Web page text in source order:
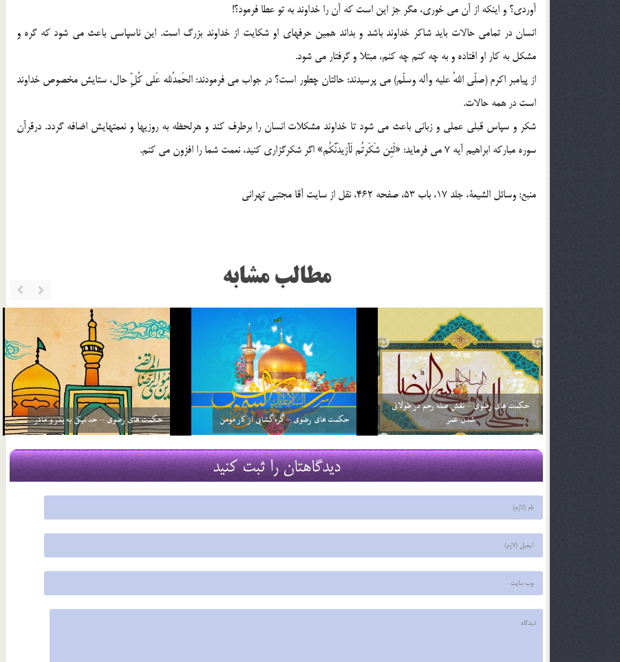
آوردي؟ و اينکه از آن مي خوري، مگر جز اين است که آن را خداوند به تو عطا فرمود؟!
انسان در تمامي حالات بايد شاکر خداوند باشد و بداند همين حرفهاي او شکايت از خداوند بزرگ است. اين ناسپاسي باعث مي شود که گره و
مشکل به کار او افتاده و به چه کنم چه کنم، مبتلا و گرفتار مي شود.
از پيامبر اکرم (صلّی اللهُ علیه وآله وسلّم) مي پرسيدند: حالتان چطور است؟ در جواب مي فرمودند: الحَمدُلله عَلي کُلِّ حال، ستايش مخصوص خداوند
است در همه حالات.
شکر و سپاس قبلي عملي و زباني باعث مي شود تا خداوند مشکلات انسان را برطرف کند و هرلحظه به روزي­ها و نعمت­هايش اضافه گردد. درقرآن
سوره مبارکه ابراهيم آيه 7 مي فرمايد: «لَئِن شَکَرتُم لَأَزيدَنَّکُم» اگر شکرگزاري کنيد، نعمت شما را افزون مي کنم.
منبع: وسائل الشيعة، جلد 17، باب 53، صفحه 462، نقل از سایت آقا مجتبی تهرانی
مطالب مشابه
شرح دعای ماه رجب؛ «یا من ارجوه لکل خیر»
29 اسفند 03
از كجا بفهميم ما ناجی هستیم؟
29 اسفند 03
حکمت های رضوی – فضیلت زیارت امام رضا علیه
السلام
20 شهریور 03
دیدگاهتان را ثبت کنید